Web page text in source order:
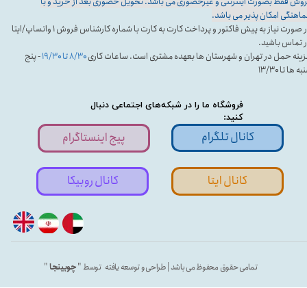
فروشگاه ما را در شبکه‌های اجتماعی دنبال
کنید:
تمامی حقوق محفوظ می باشد | طراحی و توسعه یافته توسط "چوبینجا"
امکان پذیر می باشد.
در صورت نیاز به پیش فاکتور و پرداخت کارت به کارت با شماره کارشناس فروش ۱ واتساپ/ایتا
تماس باشید.
حمل در تهران و شهرستان ها بعهده مشتری است. ساعات کاری۸/۳۰ تا ۱۹/۳۰
- پنج
ها تا ۱۳/۳۰
پیج اینستاگرام کانال تلگرام
کانال ایتا کانال روبیکا